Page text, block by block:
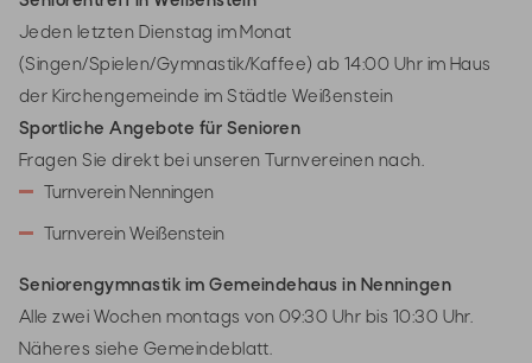
Jeden letzten Dienstag im Monat
(Singen/Spielen/Gymnastik/Kaffee) ab 14:00 Uhr im Haus
der Kirchengemeinde im Städtle Weißenstein
Sportliche Angebote für Senioren
Fragen Sie direkt bei unseren Turnvereinen nach.
Turnverein Nenningen
Turnverein Weißenstein
Seniorengymnastik im Gemeindehaus in Nenningen
Alle zwei Wochen montags von 09:30 Uhr bis 10:30 Uhr.
Näheres siehe Gemeindeblatt.